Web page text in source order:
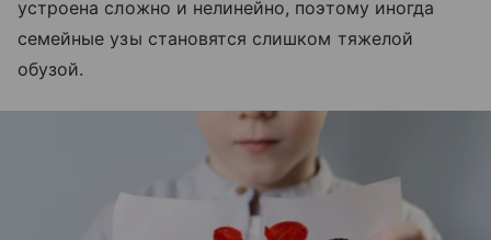
устроена сложно и нелинейно, поэтому иногда
семейные узы становятся слишком тяжелой
обузой.